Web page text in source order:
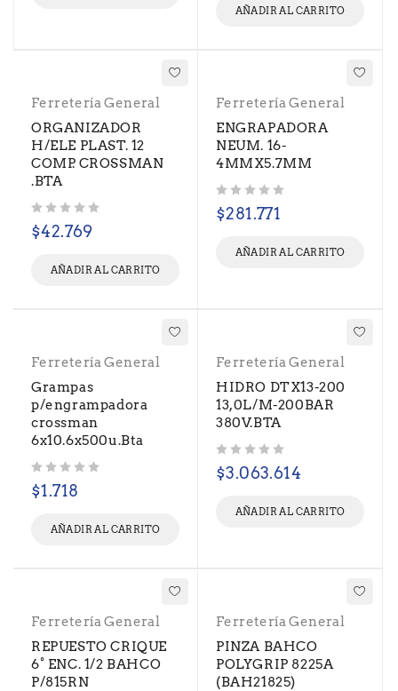
AÑADIR AL CARRITO
Ferretería General
ORGANIZADOR
H/ELE PLAST. 12
COMP. CROSSMAN
.BTA
$42.769
AÑADIR AL CARRITO
Ferretería General
ENGRAPADORA
NEUM. 16-
4MMX5.7MM
$281.771
AÑADIR AL CARRITO
Ferretería General
Grampas
p/engrampadora
crossman
6x10.6x500u.Bta
$1.718
AÑADIR AL CARRITO
Ferretería General
HIDRO DTX13-200
13,0L/M-200BAR
380V.BTA
$3.063.614
AÑADIR AL CARRITO
Ferretería General
REPUESTO CRIQUE
6° ENC. 1/2 BAHCO
P/815RN
Ferretería General
PINZA BAHCO
POLYGRIP 8225A
(BAH21825)